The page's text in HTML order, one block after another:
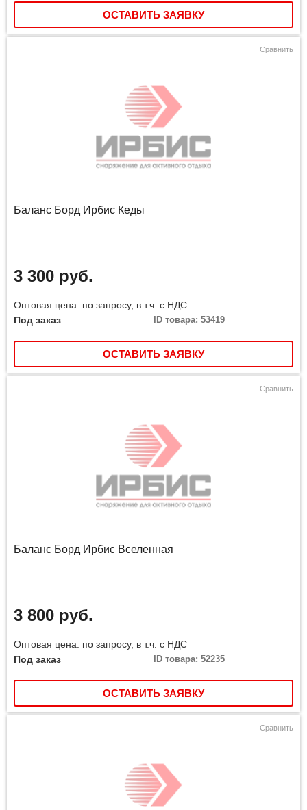
ОСТАВИТЬ ЗАЯВКУ
Сравнить
Баланс Борд Ирбис Кеды
3 300 руб.
Оптовая цена: по запросу, в т.ч. с НДС
Под заказ
ID товара: 53419
ОСТАВИТЬ ЗАЯВКУ
Сравнить
Баланс Борд Ирбис Вселенная
3 800 руб.
Оптовая цена: по запросу, в т.ч. с НДС
Под заказ
ID товара: 52235
ОСТАВИТЬ ЗАЯВКУ
Сравнить